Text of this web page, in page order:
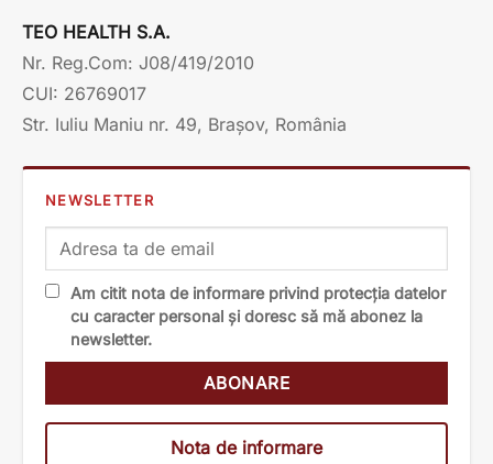
TEO HEALTH S.A.
Nr. Reg.Com: J08/419/2010
CUI: 26769017
Str. Iuliu Maniu nr. 49, Brașov, România
NEWSLETTER
Am citit nota de informare privind protecția datelor
cu caracter personal și doresc să mă abonez la
newsletter.
Nota de informare